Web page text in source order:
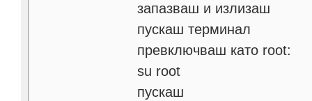
запазваш и излизаш
пускаш терминал
превключваш като root:
su root
пускаш